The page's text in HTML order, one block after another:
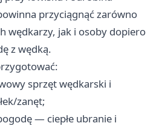
przyciągnąć zarówno
wędkarzy, jak i osoby dopiero
z wędką.
sprzęt wędkarski i
zanęt;
— ciepłe ubranie i